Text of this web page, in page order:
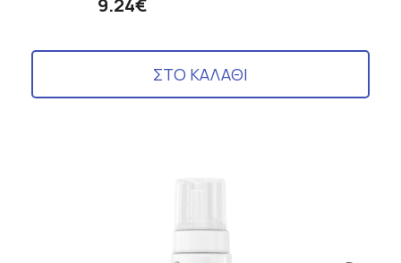
9.24€
ΣΤΟ ΚΑΛΑΘΙ